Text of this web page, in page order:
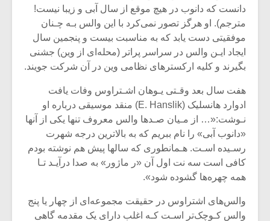
دانست که دانوب‌ در‌ هیچ‌ موقع از سال آبی و زیبا نیست!
مترجم). او هرگز تصور نمی‌کرد با‌ این‌ والس بـه چـنان
موفقیتی دست یابد که به مناسبت‌ بیست و پنجمین سال
ایجاد ایـن والس در‌ سراسر‌ پراتر (محله‌ای از وین) جشنی
بگیرند و کلیه ارکسترهای نظامی‌ وین در آن شرکت جویند‌.
هفت‌ سال بعد وقـتی یـوهان اشـتراوس وفات یافت
ادوارد هانسلیک‌ (E. Hanslik‌) منقد موسیقی درباره او
نـوشت:«… از مـیان صـدها والس معروف تنها یکی از آنها‌
«دانوب‌ آبی» را نام ببریم که به بالاترین درجه شهرت
رسـیده اسـت. هـمانطوری که‌ سالها‌ پیش‌ هم نوشته بودم
کافی است سه نت‌ اول آن «ر ماژور» به صدا درآیـد تـا‌
همه‌ چهره‌ها گشوده‌ شود».
والس‌های اشتراوس در حقیقت مجموعه‌ای از چهار یا پنج‌
والس‌ کـوچک‌تر‌ اسـت کـه اغلب دارای یک مقدمه گاهی‌